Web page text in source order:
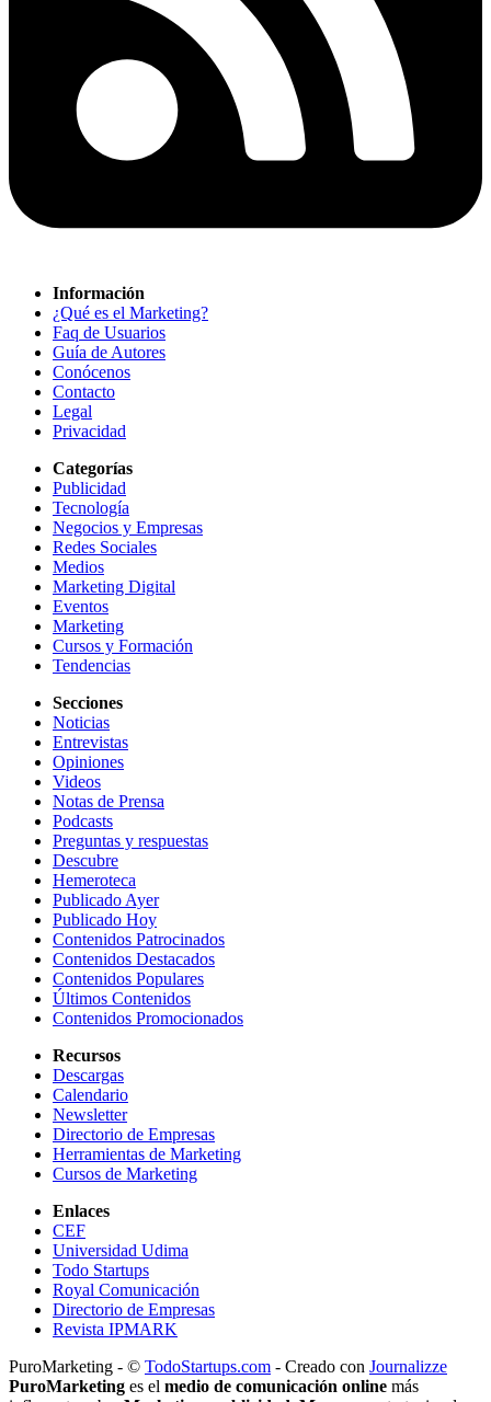
Información
¿Qué es el Marketing?
Faq de Usuarios
Guía de Autores
Conócenos
Contacto
Legal
Privacidad
Categorías
Publicidad
Tecnología
Negocios y Empresas
Redes Sociales
Medios
Marketing Digital
Eventos
Marketing
Cursos y Formación
Tendencias
Secciones
Noticias
Entrevistas
Opiniones
Videos
Notas de Prensa
Podcasts
Preguntas y respuestas
Descubre
Hemeroteca
Publicado Ayer
Publicado Hoy
Contenidos Patrocinados
Contenidos Destacados
Contenidos Populares
Últimos Contenidos
Contenidos Promocionados
Recursos
Descargas
Calendario
Newsletter
Directorio de Empresas
Herramientas de Marketing
Cursos de Marketing
Enlaces
CEF
Universidad Udima
Todo Startups
Royal Comunicación
Directorio de Empresas
Revista IPMARK
PuroMarketing - © TodoStartups.com - Creado con Journalizze
PuroMarketing es el medio de comunicación online más